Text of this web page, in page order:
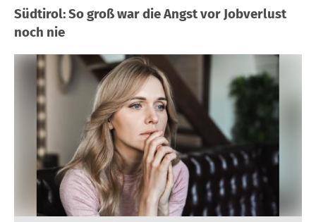
Südtirol: So groß war die Angst vor Jobverlust
noch nie